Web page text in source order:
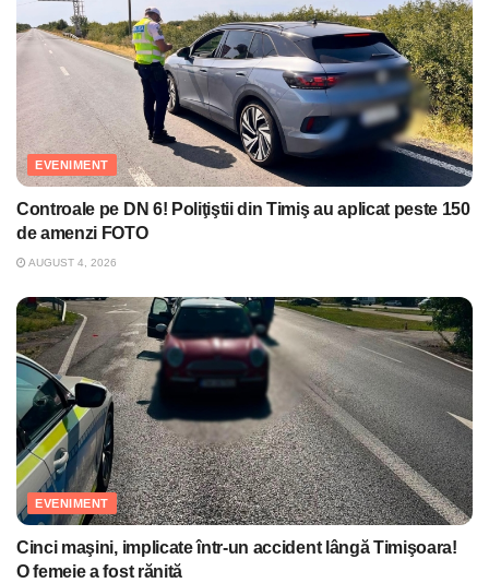
EVENIMENT
Controale pe DN 6! Poliţiştii din Timiş au aplicat peste 150
de amenzi FOTO
AUGUST 4, 2026
EVENIMENT
Cinci maşini, implicate într-un accident lângă Timişoara!
O femeie a fost rănită